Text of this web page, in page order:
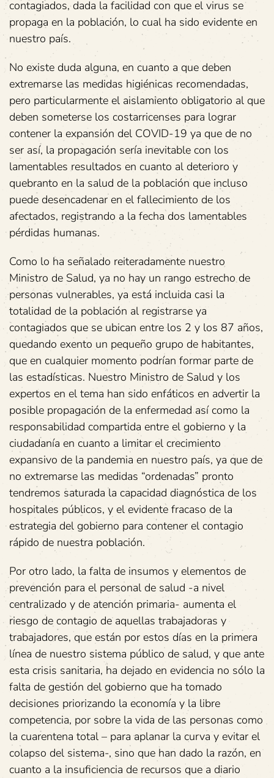
contagiados, dada la facilidad con que el virus se
propaga en la población, lo cual ha sido evidente en
nuestro país.
No existe duda alguna, en cuanto a que deben
extremarse las medidas higiénicas recomendadas,
pero particularmente el aislamiento obligatorio al que
deben someterse los costarricenses para lograr
contener la expansión del COVID-19 ya que de no
ser así, la propagación sería inevitable con los
lamentables resultados en cuanto al deterioro y
quebranto en la salud de la población que incluso
puede desencadenar en el fallecimiento de los
afectados, registrando a la fecha dos lamentables
pérdidas humanas.
Como lo ha señalado reiteradamente nuestro
Ministro de Salud, ya no hay un rango estrecho de
personas vulnerables, ya está incluida casi la
totalidad de la población al registrarse ya
contagiados que se ubican entre los 2 y los 87 años,
quedando exento un pequeño grupo de habitantes,
que en cualquier momento podrían formar parte de
las estadísticas. Nuestro Ministro de Salud y los
expertos en el tema han sido enfáticos en advertir la
posible propagación de la enfermedad así como la
responsabilidad compartida entre el gobierno y la
ciudadanía en cuanto a limitar el crecimiento
expansivo de la pandemia en nuestro país, ya que de
no extremarse las medidas “ordenadas” pronto
tendremos saturada la capacidad diagnóstica de los
hospitales públicos, y el evidente fracaso de la
estrategia del gobierno para contener el contagio
rápido de nuestra población.
Por otro lado, la falta de insumos y elementos de
prevención para el personal de salud -a nivel
centralizado y de atención primaria- aumenta el
riesgo de contagio de aquellas trabajadoras y
trabajadores, que están por estos días en la primera
línea de nuestro sistema público de salud, y que ante
esta crisis sanitaria, ha dejado en evidencia no sólo la
falta de gestión del gobierno que ha tomado
decisiones priorizando la economía y la libre
competencia, por sobre la vida de las personas como
la cuarentena total – para aplanar la curva y evitar el
colapso del sistema-, sino que han dado la razón, en
cuanto a la insuficiencia de recursos que a diario